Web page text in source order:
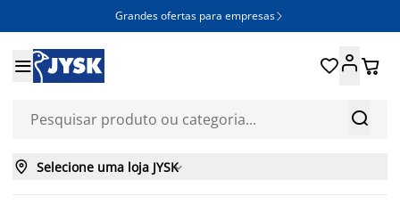
Grandes ofertas para empresas 


 
 Selecione uma loja JYSK